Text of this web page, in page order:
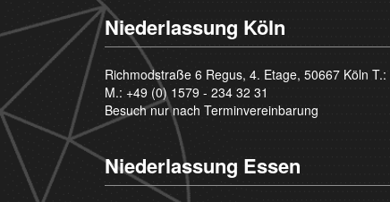
Niederlassung Köln
Richmodstraße 6 Regus, 4. Etage, 50667 Köln T.:
M.: +49 (0) 1579 - 234 32 31
Besuch nur nach Terminvereinbarung
Niederlassung Essen